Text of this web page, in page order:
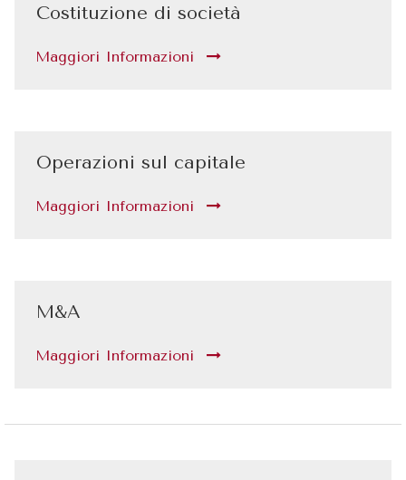
Costituzione di società
Maggiori Informazioni
Operazioni sul capitale
Maggiori Informazioni
M&A
Maggiori Informazioni